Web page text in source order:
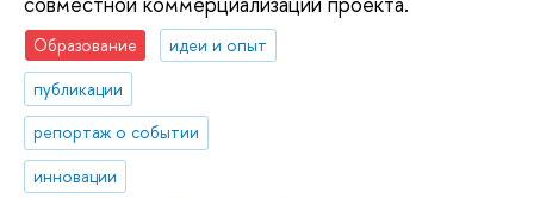
Образование
идеи и опыт
публикации
репортаж о событии
инновации